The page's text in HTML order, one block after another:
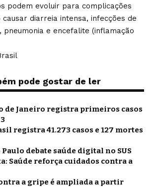
podem evoluir para complicações
diarreia intensa, infecções de
pneumonia e encefalite (inflamação
pode gostar de ler
de Janeiro registra primeiros casos
registra 41.273 casos e 127 mortes
Paulo debate saúde digital no SUS
Saúde reforça cuidados contra a
a gripe é ampliada a partir